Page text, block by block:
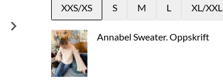
XXS/XS S M L XL/XXL
Annabel Sweater. Oppskrift